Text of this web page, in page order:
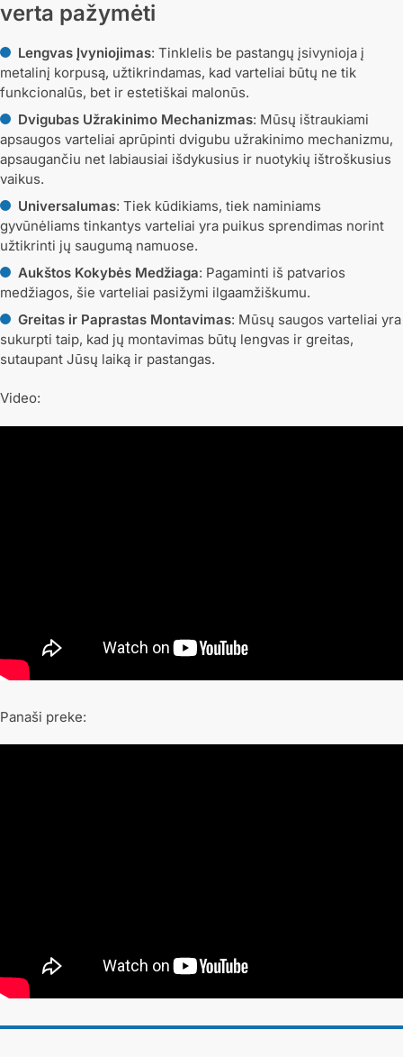
verta pažymėti
Lengvas Įvyniojimas: Tinklelis be pastangų įsivynioja į
metalinį korpusą, užtikrindamas, kad varteliai būtų ne tik
funkcionalūs, bet ir estetiškai malonūs.
Dvigubas Užrakinimo Mechanizmas: Mūsų ištraukiami
apsaugos varteliai aprūpinti dvigubu užrakinimo mechanizmu,
apsaugančiu net labiausiai išdykusius ir nuotykių ištroškusius
vaikus.
Universalumas: Tiek kūdikiams, tiek naminiams
gyvūnėliams tinkantys varteliai yra puikus sprendimas norint
užtikrinti jų saugumą namuose.
Aukštos Kokybės Medžiaga: Pagaminti iš patvarios
medžiagos, šie varteliai pasižymi ilgaamžiškumu.
Greitas ir Paprastas Montavimas: Mūsų saugos varteliai yra
sukurpti taip, kad jų montavimas būtų lengvas ir greitas,
sutaupant Jūsų laiką ir pastangas.
Video:
Panaši preke: